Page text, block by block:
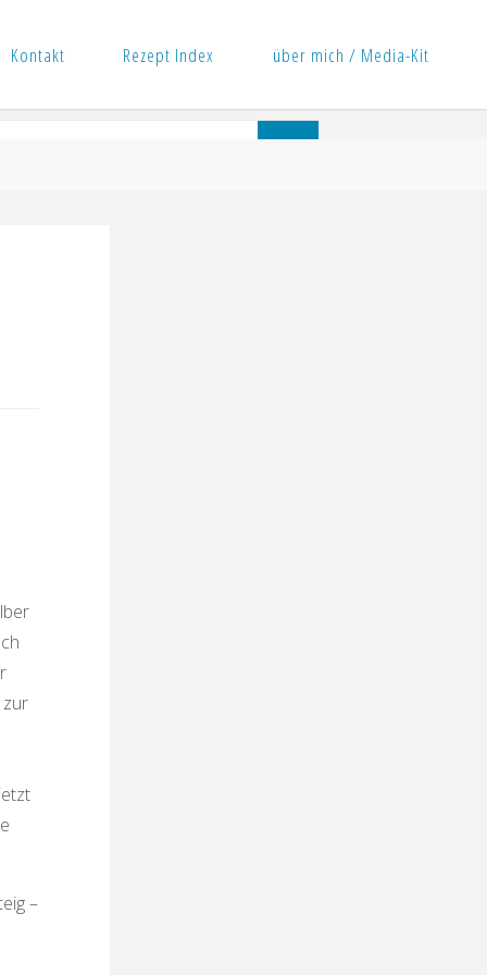
Kontakt Rezept Index über mich / Media-Kit
Suchen
–